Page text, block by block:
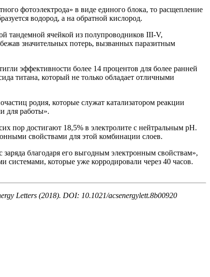
фотоэлектрода» в виде единого блока, то расщепление
водород, а на обратной кислород.
тандемной ячейкой из полупроводников III-V,
значительных потерь, вызванных паразитным
эффективности более 14 процентов для более ранней
титана, который не только обладает отличными
родия, которые служат катализатором реакции
для работы».
пор достигают 18,5% в электролите с нейтральным рН.
свойствами для этой комбинации слоев.
благодаря его выгодным электронным свойствам»,
которые уже корродировали через 40 часов.
Letters (2018). DOI: 10.1021/acsenergylett.8b00920